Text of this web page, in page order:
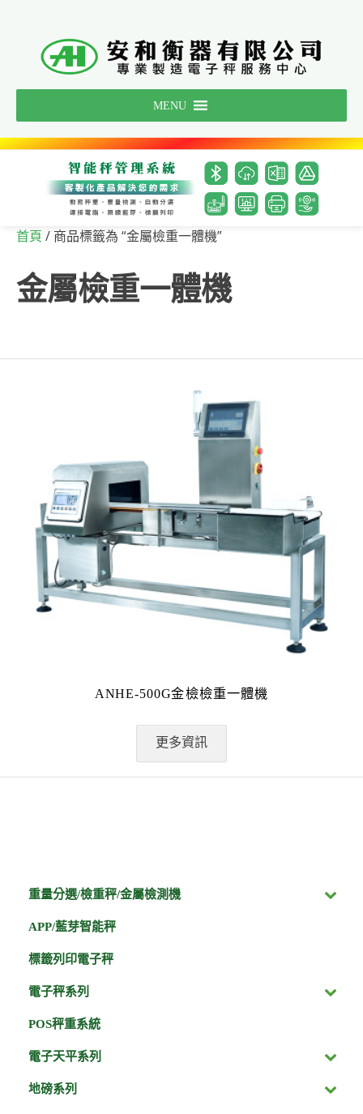
MENU
首頁 / 商品標籤為 “金屬檢重一體機”
金屬檢重一體機
ANHE-500G金檢檢重一體機
更多資訊
重量分選/檢重秤/金屬檢測機
APP/藍芽智能秤
標籤列印電子秤
電子秤系列
POS秤重系統
電子天平系列
地磅系列